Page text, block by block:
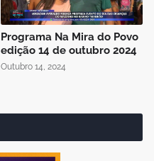
Programa Na Mira do Povo
edição 14 de outubro 2024
Outubro 14, 2024